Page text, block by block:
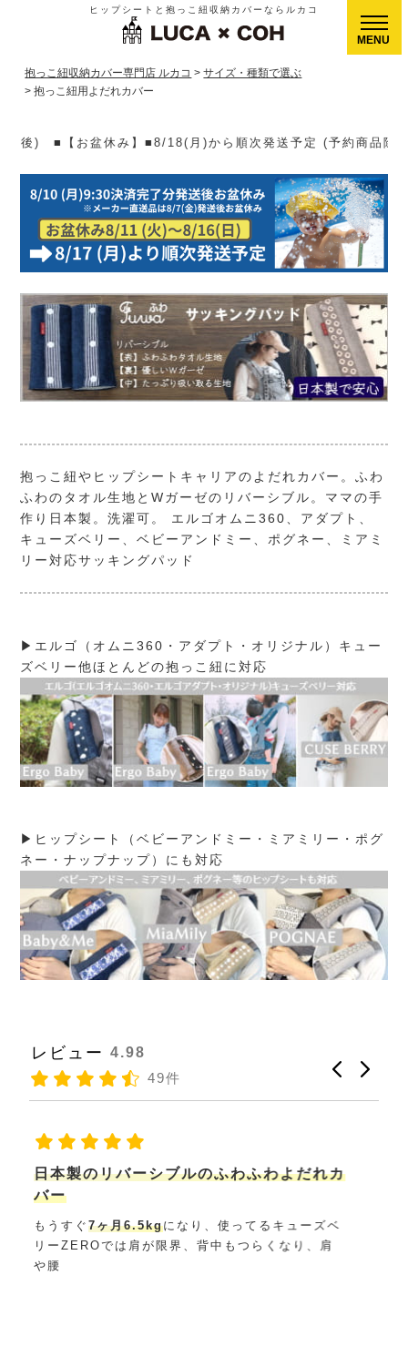
ヒップシートと抱っこ紐収納カバーならルカコ
抱っこ紐収納カバー専門店 ルカコ
サイズ・種類で選ぶ
抱っこ紐用よだれカバー
送予定 (予約商品除く)▶【送料】ゆうパケット400円(全
抱っこ紐やヒップシートキャリアのよだれカバー。ふわ
ふわのタオル生地とWガーゼのリバーシブル。ママの手
作り日本製。洗濯可。 エルゴオムニ360、アダプト、
キューズベリー、ベビーアンドミー、ポグネー、ミアミ
リー対応サッキングパッド
▶エルゴ（オムニ360・アダプト・オリジナル）キュー
ズベリー他ほとんどの抱っこ紐に対応
▶ヒップシート（ベビーアンドミー・ミアミリー・ポグ
ネー・ナップナップ）にも対応
レビュー
4.98
49件
アメリカの友人への日本製の出産祝
友人の出産祝
して来店。予約制とのことでしたが接客途中で対
応していただ ...もっと見る